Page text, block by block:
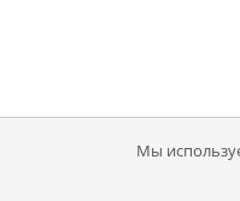
Мы